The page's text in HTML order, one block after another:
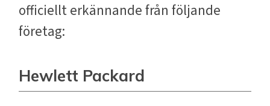
officiellt erkännande från följande
företag:
Hewlett Packard